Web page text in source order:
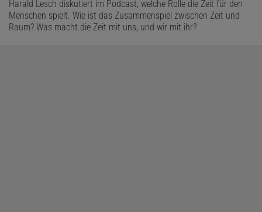
Harald Lesch diskutiert im Podcast, welche Rolle die Zeit für den
Menschen spielt. Wie ist das Zusammenspiel zwischen Zeit und
Raum? Was macht die Zeit mit uns, und wir mit ihr?